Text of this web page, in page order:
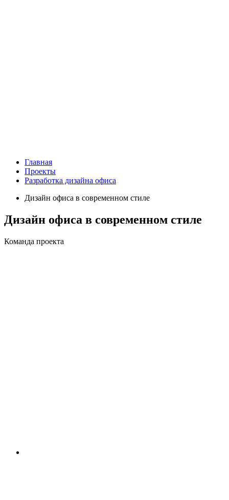
Главная
Проекты
Разработка дизайна офиса
Дизайн офиса в современном стиле
Дизайн офиса в современном стиле
Команда проекта